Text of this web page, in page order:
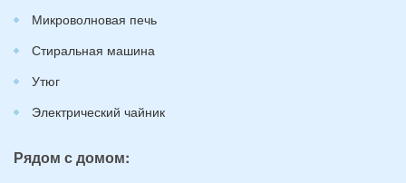
Микроволновая печь
Стиральная машина
Утюг
Электрический чайник
Рядом с домом: